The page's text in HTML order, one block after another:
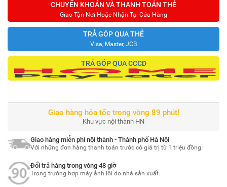
CHUYỂN KHOẢN VÀ THANH TOÁN THẺ
Giao Tận Nơi Hoặc Nhận Tại Cửa Hàng
TRẢ GÓP QUA THẺ
Visa, Master, JCB
TRẢ GÓP QUA CCCD
Giao hàng hỏa tốc trong vòng 89 phút!
Khu vực nội thành HN
Giao hàng miễn phí nội thành - Thành phố Hà Nội
Với những đơn hàng thanh toán trước có giá trị từ 1 triệu đồng.
Đổi trả hàng trong vòng 48 giờ
Trong trường hợp máy ảnh lỗi do nhà sản xuất.